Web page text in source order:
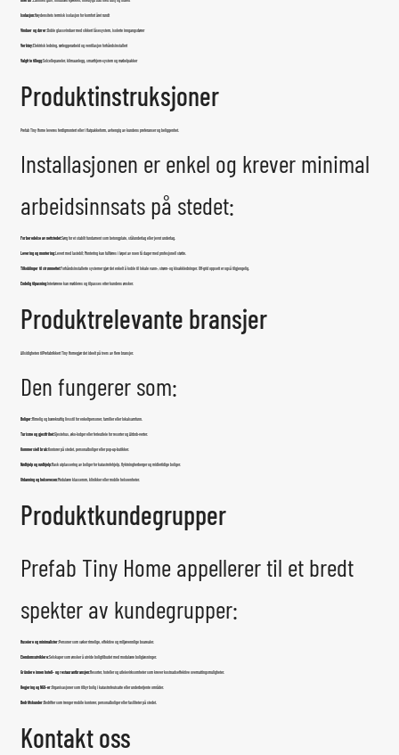
Isolasjon:Høydensitets termisk isolasjon for komfort året rundt
Vinduer og dører:Doble glassvinduer med sikkert låsesystem, isolerte inngangsdører
Verktøy:Elektrisk ledning, rørleggerarbeid og ventilasjon forhåndsinstallert
Valgfrie tillegg:Solcellepaneler, klimaanlegg, smarthjem-system og møbelpakker
Produktinstruksjoner
Prefab Tiny Home leveres ferdigmontert eller i flatpakkeform, avhengig av kundens preferanser og beliggenhet.
Installasjonen er enkel og krever minimal
arbeidsinnsats på stedet:
Forberedelse av nettstedet:Sørg for et stabilt fundament som betongplate, stålunderlag eller jevnt underlag.
Levering og montering:Levert med lastebil; Montering kan fullføres i løpet av noen få dager med profesjonell støtte.
Tilkoblinger til strømnettet:Forhåndsinstallerte systemer gjør det enkelt å koble til lokale vann-, strøm- og kloakkledninger. Off-grid oppsett er også tilgjengelig.
Endelig tilpasning:Interiørene kan møbleres og tilpasses etter kundens ønsker.
Produktrelevante bransjer
Allsidigheten tilPrefabrikkert Tiny Homegjør det ideelt på tvers av flere bransjer.
Den fungerer som:
Boliger:Rimelig og bærekraftig livsstil for enkeltpersoner, familier eller lokalsamfunn.
Turisme og gjestfrihet:Gjestehus, øko-lodger eller ferieutleie for resorter og Airbnb-verter.
Kommersiell bruk:Kontorer på stedet, personalboliger eller pop-up-butikker.
Nødhjelp og nødhjelp:Rask utplassering av boliger for katastrofehjelp, flyktningherberger og midlertidige boliger.
Utdanning og helsevesen:Modulære klasserom, klinikker eller mobile helseenheter.
Produktkundegrupper
Prefab Tiny Home appellerer til et bredt
spekter av kundegrupper:
Huseiere og minimalister:Personer som søker rimelige, effektive og miljøvennlige boarealer.
Eiendomsutviklere:Selskaper som ønsker å utvide boligtilbudet med modulære boligløsninger.
Gründere innen hotell- og restaurantbransjen:Resorter, hoteller og utleievirksomheter som krever kostnadseffektive overnattingsmuligheter.
Regjering og NGO-er:Organisasjoner som tilbyr bolig i katastrofeutsatte eller underbetjente områder.
Bedriftskunder:Bedrifter som trenger mobile kontorer, personalboliger eller fasiliteter på stedet.
Kontakt oss